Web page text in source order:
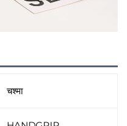
चश्मा